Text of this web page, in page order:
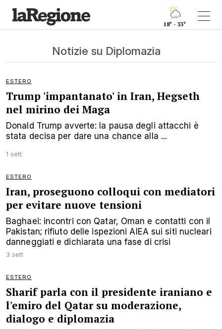
18° - 33°
Notizie su Diplomazia
ESTERO
Trump 'impantanato' in Iran, Hegseth
nel mirino dei Maga
Donald Trump avverte: la pausa degli attacchi è
stata decisa per dare una chance alla ...
1 sett
ESTERO
Iran, proseguono colloqui con mediatori
per evitare nuove tensioni
Baghaei: incontri con Qatar, Oman e contatti con il
Pakistan; rifiuto delle ispezioni AIEA sui siti nucleari
danneggiati e dichiarata una fase di crisi
3 sett
ESTERO
Sharif parla con il presidente iraniano e
l'emiro del Qatar su moderazione,
dialogo e diplomazia